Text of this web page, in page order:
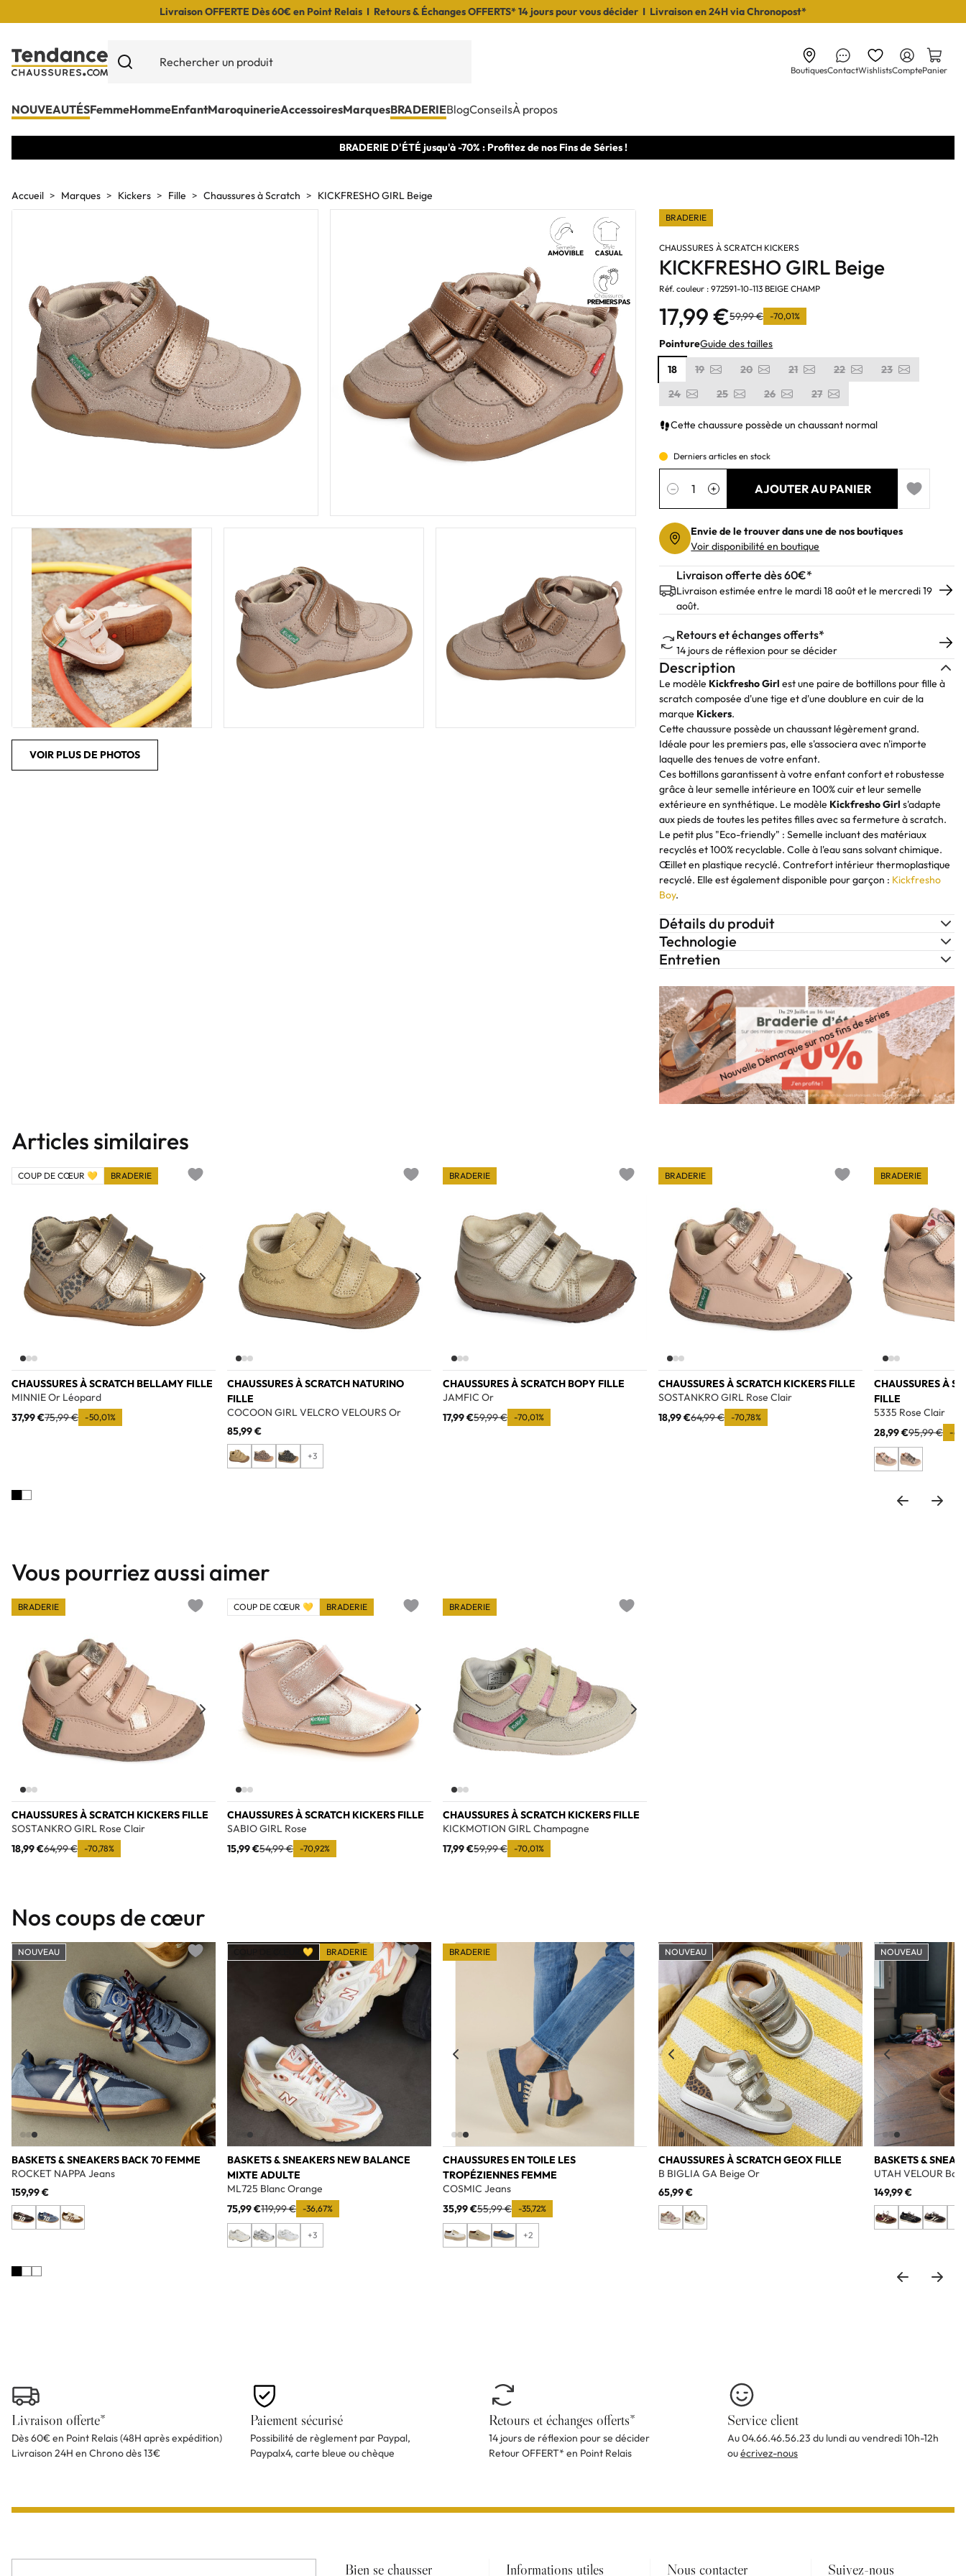
Livraison OFFERTE Dès 60€ en Point Relais I Retours & Échanges OFFERTS* 14 jours pour vous décider I Livraison en 24H via Chronopost*
BoutiquesContactWishlistsComptePanier
NOUVEAUTÉSFemmeHommeEnfantMaroquinerieAccessoiresMarquesBRADERIEBlogConseilsÀ propos
BRADERIE D'ÉTÉ jusqu'à -70% : Profitez de nos Fins de Séries !
Accueil Marques Kickers Fille Chaussures à Scratch KICKFRESHO GIRL Beige
VOIR PLUS DE PHOTOS
BRADERIE
CHAUSSURES À SCRATCH KICKERS
KICKFRESHO GIRL Beige
Réf. couleur : 972591-10-113 BEIGE CHAMP
17,99 €59,99 € -70,01%
PointureGuide des tailles
18
19 20 21 22
23
24
25 26 27
Cette chaussure possède un chaussant normal
Derniers articles en stock
− +
AJOUTER AU PANIER
Add to
Envie de le trouver dans une de nos boutiques
Voir disponibilité en boutique
Livraison offerte dès 60€*
Livraison estimée entre le mardi 18 août et le mercredi 19
août.
Retours et échanges offerts*
14 jours de réflexion pour se décider
Description
Le modèle Kickfresho Girl est une paire de bottillons pour fille à
scratch composée d'une tige et d'une doublure en cuir de la
marque Kickers.
Cette chaussure possède un chaussant légèrement grand.
Idéale pour les premiers pas, elle s'associera avec n'importe
laquelle des tenues de votre enfant.
Ces bottillons garantissent à votre enfant confort et robustesse
grâce à leur semelle intérieure en 100% cuir et leur semelle
extérieure en synthétique. Le modèle Kickfresho Girl s'adapte
aux pieds de toutes les petites filles avec sa fermeture à scratch.
Le petit plus "Eco-friendly" : Semelle incluant des matériaux
recyclés et 100% recyclable. Colle à l'eau sans solvant chimique.
Œillet en plastique recyclé. Contrefort intérieur thermoplastique
recyclé. Elle est également disponible pour garçon : Kickfresho
Boy.
Détails du produit
Technologie
Entretien
Articles similaires
CHAUSSURES À SCRATCH BELLAMY FILLE
MINNIE Or Léopard
37,99 €75,99 € -50,01%
COUP DE CŒUR 💛 BRADERIE
CHAUSSURES À SCRATCH NATURINO
FILLE
COCOON GIRL VELCRO VELOURS Or
85,99 €
+3
CHAUSSURES À SCRATCH BOPY FILLE
JAMFIC Or
17,99 €59,99 € -70,01%
BRADERIE
CHAUSSURES À SCRATCH KICKERS FILLE
SOSTANKRO GIRL Rose Clair
18,99 €64,99 € -70,78%
BRADERIE
CHAUSSURES À
FILLE
5335 Rose Clair
28,99 €95,99 € -
BRADERIE
Vous pourriez aussi aimer
CHAUSSURES À SCRATCH KICKERS FILLE
SOSTANKRO GIRL Rose Clair
18,99 €64,99 € -70,78%
BRADERIE
CHAUSSURES À SCRATCH KICKERS FILLE
SABIO GIRL Rose
15,99 €54,99 € -70,92%
COUP DE CŒUR 💛 BRADERIE
CHAUSSURES À SCRATCH KICKERS FILLE
KICKMOTION GIRL Champagne
17,99 €59,99 € -70,01%
BRADERIE
Nos coups de cœur
BASKETS & SNEAKERS BACK 70 FEMME
ROCKET NAPPA Jeans
159,99 €
NOUVEAU
Add to wishlist
BASKETS & SNEAKERS NEW BALANCE
MIXTE ADULTE
ML725 Blanc Orange
75,99 €119,99 € -36,67%
+3
COUP DE CŒUR 💛 BRADERIE
Add to wishlist
CHAUSSURES EN TOILE LES
TROPÉZIENNES FEMME
COSMIC Jeans
35,99 €55,99 € -35,72%
+2
BRADERIE
Add to wishlist
CHAUSSURES À SCRATCH GEOX FILLE
B BIGLIA GA Beige Or
65,99 €
NOUVEAU
Add to wishlist
BASKETS &
UTAH VELOUR
149,99 €
NOUVEAU
Livraison offerte*
Dès 60€ en Point Relais (48H après expédition)
Livraison 24H en Chrono dès 13€
Paiement sécurisé
Possibilité de règlement par Paypal,
Paypalx4, carte bleue ou chèque
Retours et échanges offerts*
14 jours de réflexion pour se décider
Retour OFFERT* en Point Relais
Service client
Au 04.66.46.56.23 du lundi au vendredi 10h-12h
ouécrivez-nous
Bien se chausser Informations utiles Nous contacter Suivez-nous